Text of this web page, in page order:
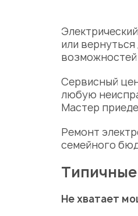
или
возможностей
Сервисный
любую
Мастер
Ремонт
семейного
Типичные
Не хватает